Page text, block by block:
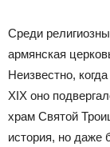
Среди
армянская
Неизвестно,
XIX оно
храм Святой
история, но даже